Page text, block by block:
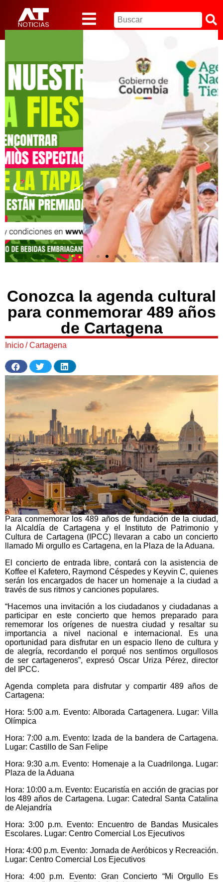
Conozca la agenda cultural
para conmemorar 489 años
de Cartagena
Inicio/ Cartagena
Para conmemorar los 489 años de fundación de la ciudad,
la Alcaldía de Cartagena y el Instituto de Patrimonio y
Cultura de Cartagena (IPCC) llevaran a cabo un concierto
llamado Mi orgullo es Cartagena, en la Plaza de la Aduana.
El concierto de entrada libre, contará con la asistencia de
Koffee el Kafetero, Raymond Céspedes y Keyvin C, quienes
serán los encargados de hacer un homenaje a la ciudad a
través de sus ritmos y canciones populares.
“Hacemos una invitación a los ciudadanos y ciudadanas a
participar en este concierto que hemos preparado para
rememorar los orígenes de nuestra ciudad y resaltar su
importancia a nivel nacional e internacional. Es una
oportunidad para disfrutar en un espacio lleno de cultura y
de alegría, recordando el porqué nos sentimos orgullosos
de ser cartageneros”, expresó Oscar Uriza Pérez, director
del IPCC.
Agenda completa para disfrutar y compartir 489 años de
Cartagena:
Hora: 5:00 a.m. Evento: Alborada Cartagenera. Lugar: Villa
Olímpica
Hora: 7:00 a.m. Evento: Izada de la bandera de Cartagena.
Lugar: Castillo de San Felipe
Hora: 9:30 a.m. Evento: Homenaje a la Cuadrilonga. Lugar:
Plaza de la Aduana
Hora: 10:00 a.m. Evento: Eucaristía en acción de gracias por
los 489 años de Cartagena. Lugar: Catedral Santa Catalina
de Alejandría
Hora: 3:00 p.m. Evento: Encuentro de Bandas Musicales
Escolares. Lugar: Centro Comercial Los Ejecutivos
Hora: 4:00 p.m. Evento: Jornada de Aeróbicos y Recreación.
Lugar: Centro Comercial Los Ejecutivos
Hora: 4:00 p.m. Evento: Gran Concierto “Mi Orgullo Es